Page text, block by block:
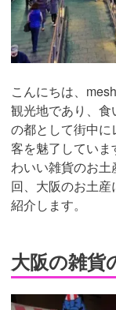
こんにちは、
観光地であり、
の都として街中
客を魅了してい
わいい雑貨のお
回、大阪のお土
紹介します。
大阪の雑貨